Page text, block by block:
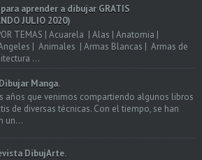
aprender a dibujar GRATIS
JULIO 2020)
TEMAS | Acuarela | Alas | Anatomia |
| Animales | Armas Blancas | Armas de
...
Manga.
años que venimos compartiendo algunos libros
de diversas técnicas. Con el tiempo, se han
un...
DibujArte.